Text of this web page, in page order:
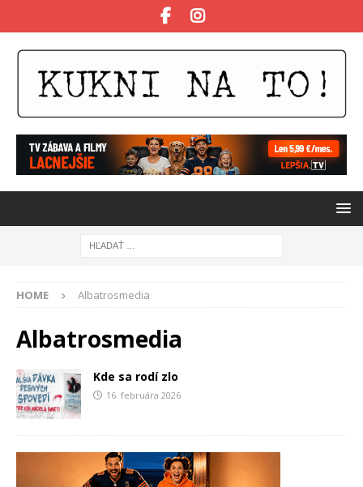
HOME Albatrosmedia
Albatrosmedia
Kde sa rodí zlo
16. februára 2026